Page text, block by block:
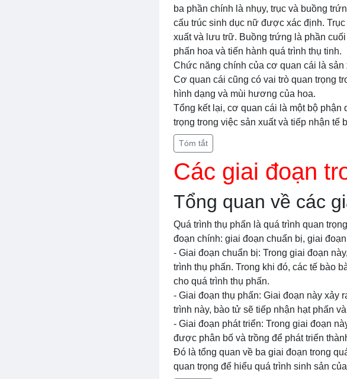
ba phần chính là nhụy, trục và buồng
cấu trúc sinh dục nữ được xác định.
xuất và lưu trữ. Buồng trứng là phần
phấn hoa và tiến hành quá trình thụ tinh.
Chức năng chính của cơ quan cái là
Cơ quan cái cũng có vai trò quan trọng
hình dạng và mùi hương của hoa.
Tổng kết lại, cơ quan cái là một bộ phận
trọng trong việc sản xuất và tiếp nhận
Tóm tắt
Các giai đoạn
Tổng quan về các
Quá trình thụ phấn là quá trình quan
đoạn chính: giai đoạn chuẩn bị, giai
- Giai đoạn chuẩn bị: Trong giai đoạn
trình thụ phấn. Trong khi đó, các tế bào
cho quá trình thụ phấn.
- Giai đoạn thụ phấn: Giai đoạn này xảy
trình này, bào tử sẽ tiếp nhận hạt phấn
- Giai đoạn phát triển: Trong giai đoạn
được phân bố và trồng để phát triển
Đó là tổng quan về ba giai đoạn trong
quan trọng để hiểu quá trình sinh sản